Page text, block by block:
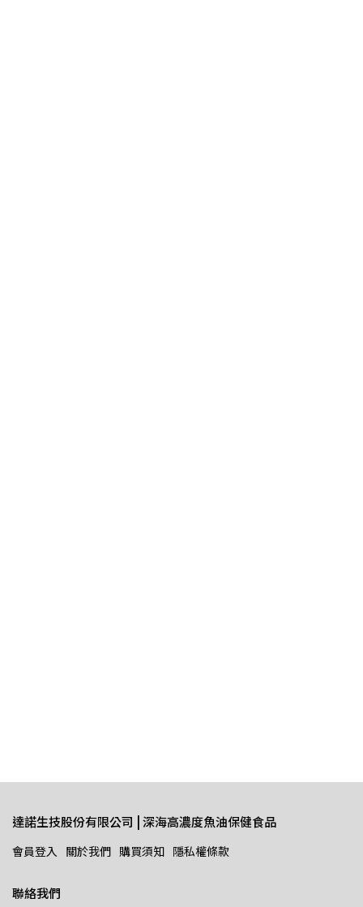
達諾生技股份有限公司 | 深海高濃度魚油保健食品
會員登入 關於我們 購買須知 隱私權條款
聯絡我們